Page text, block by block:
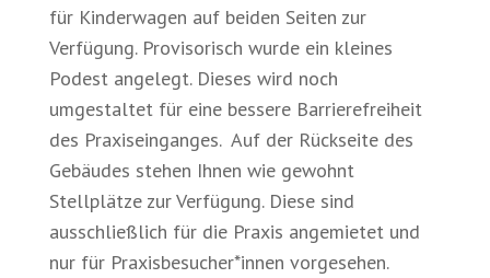
für Kinderwagen auf beiden Seiten zur
Verfügung. Provisorisch wurde ein kleines
Podest angelegt. Dieses wird noch
umgestaltet für eine bessere Barrierefreiheit
des Praxiseinganges. Auf der Rückseite des
Gebäudes stehen Ihnen wie gewohnt
Stellplätze zur Verfügung. Diese sind
ausschließlich für die Praxis angemietet und
nur für Praxisbesucher*innen vorgesehen.